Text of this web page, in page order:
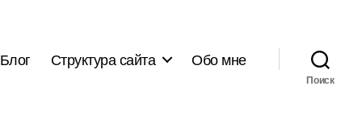
Блог Структура сайта Обо мне
Поиск